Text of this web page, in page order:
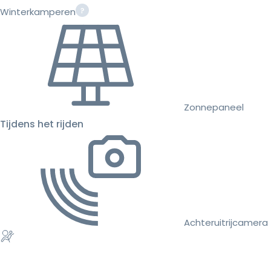
Winterkamperen
Zonnepaneel
Tijdens het rijden
Achteruitrijcamera